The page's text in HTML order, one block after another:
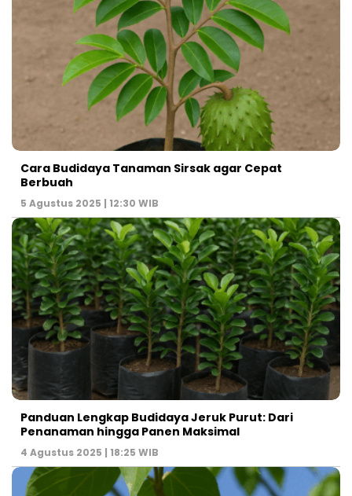
Cara Budidaya Tanaman Sirsak agar Cepat
Berbuah
5 Agustus 2025 | 12:30 WIB
Panduan Lengkap Budidaya Jeruk Purut: Dari
Penanaman hingga Panen Maksimal
4 Agustus 2025 | 18:25 WIB